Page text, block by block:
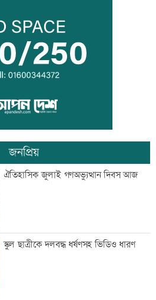
ইউএনওদের মানুষের কল্যাণে কাজ করার
আহবান প্রধানমন্ত্রীর
কালীগঞ্জে ৩ মাদকসেবীকে কারাদণ্ড
স্বেচ্ছাসেবী ফোরামের মাসব্যাপী আবৃত্তি
চিত্রাঙ্কন প্রতিযোগিতা
শাক ধুতে গিয়ে গৃহবধূর মৃত্যু
জনপ্রিয়
ঐতিহাসিক জুলাই গণঅভ্যুত্থান দিবস আজ
স্কুল ছাত্রীকে দলবদ্ধ ধর্ষণসহ ভিডিও ধারণ